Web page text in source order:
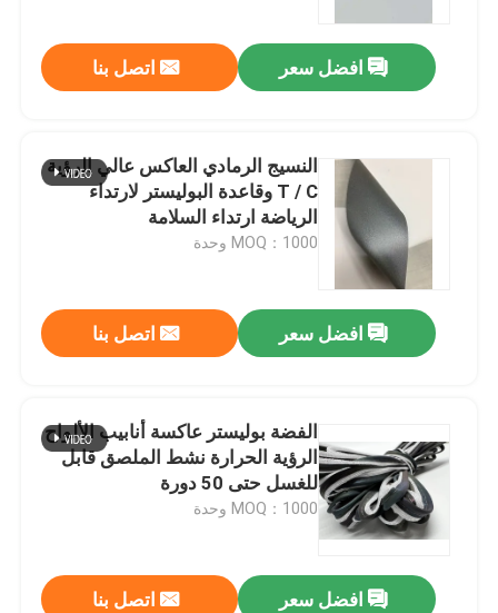
افضل سعر اتصل بنا
النسيج الرمادي العاكس عالي الرؤية
T / C وقاعدة البوليستر لارتداء
الرياضة ارتداء السلامة
MOQ：1000 وحدة
افضل سعر اتصل بنا
الفضة بوليستر عاكسة أنابيب الألواح
الرؤية الحرارة نشط الملصق قابل
للغسل حتى 50 دورة
MOQ：1000 وحدة
افضل سعر اتصل بنا